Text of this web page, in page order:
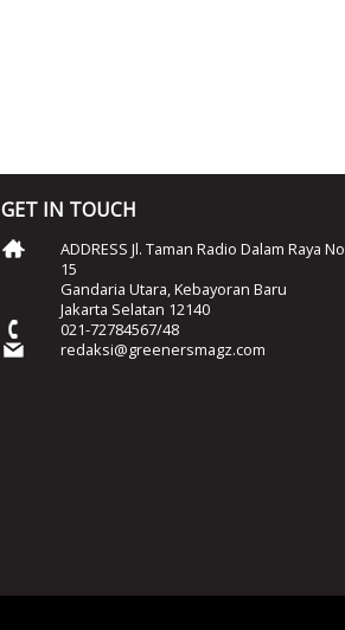
GET IN TOUCH
ADDRESS Jl. Taman Radio Dalam Raya No
15
Gandaria Utara, Kebayoran Baru
Jakarta Selatan 12140
021-72784567/48
redaksi@greenersmagz.com